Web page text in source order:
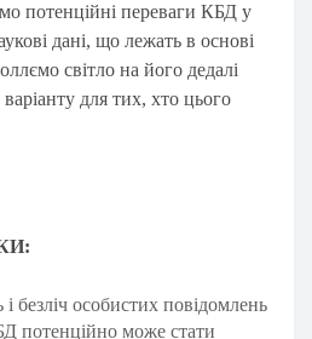
потенційні переваги КБД у
дані, що лежать в основі
світло на його дедалі
для тих, хто цього
і безліч особистих повідомлень
потенційно може стати